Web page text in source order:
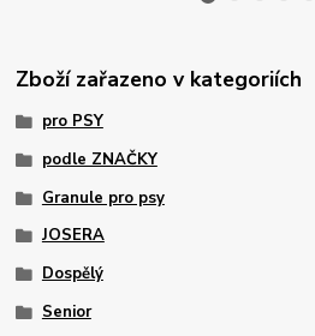
Zboží zařazeno v kategoriích
pro PSY
podle ZNAČKY
Granule pro psy
JOSERA
Dospělý
Senior